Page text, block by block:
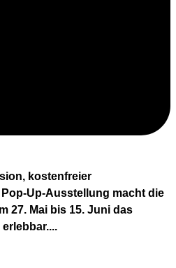
kostenfreier
Up-Ausstellung macht die
27. Mai bis 15. Juni das